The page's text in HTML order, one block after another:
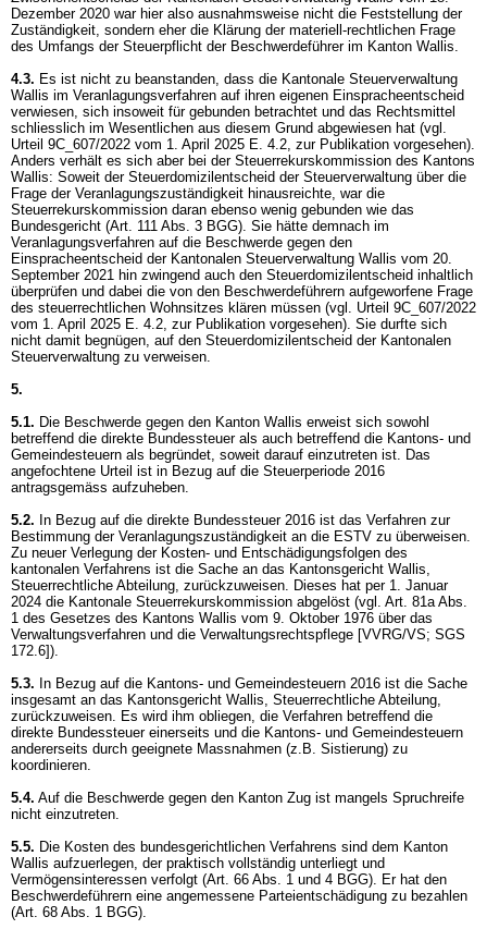
Dezember 2020 war hier also ausnahmsweise nicht die Feststellung der
Zuständigkeit, sondern eher die Klärung der materiell-rechtlichen Frage
des Umfangs der Steuerpflicht der Beschwerdeführer im Kanton Wallis.
4.3. Es ist nicht zu beanstanden, dass die Kantonale Steuerverwaltung
Wallis im Veranlagungsverfahren auf ihren eigenen Einspracheentscheid
verwiesen, sich insoweit für gebunden betrachtet und das Rechtsmittel
schliesslich im Wesentlichen aus diesem Grund abgewiesen hat (vgl.
Urteil 9C_607/2022 vom 1. April 2025 E. 4.2, zur Publikation vorgesehen).
Anders verhält es sich aber bei der Steuerrekurskommission des Kantons
Wallis: Soweit der Steuerdomizilentscheid der Steuerverwaltung über die
Frage der Veranlagungszuständigkeit hinausreichte, war die
Steuerrekurskommission daran ebenso wenig gebunden wie das
Bundesgericht (Art. 111 Abs. 3 BGG). Sie hätte demnach im
Veranlagungsverfahren auf die Beschwerde gegen den
Einspracheentscheid der Kantonalen Steuerverwaltung Wallis vom 20.
September 2021 hin zwingend auch den Steuerdomizilentscheid inhaltlich
überprüfen und dabei die von den Beschwerdeführern aufgeworfene Frage
des steuerrechtlichen Wohnsitzes klären müssen (vgl. Urteil 9C_607/2022
vom 1. April 2025 E. 4.2, zur Publikation vorgesehen). Sie durfte sich
nicht damit begnügen, auf den Steuerdomizilentscheid der Kantonalen
Steuerverwaltung zu verweisen.
5.
5.1. Die Beschwerde gegen den Kanton Wallis erweist sich sowohl
betreffend die direkte Bundessteuer als auch betreffend die Kantons- und
Gemeindesteuern als begründet, soweit darauf einzutreten ist. Das
angefochtene Urteil ist in Bezug auf die Steuerperiode 2016
antragsgemäss aufzuheben.
5.2. In Bezug auf die direkte Bundessteuer 2016 ist das Verfahren zur
Bestimmung der Veranlagungszuständigkeit an die ESTV zu überweisen.
Zu neuer Verlegung der Kosten- und Entschädigungsfolgen des
kantonalen Verfahrens ist die Sache an das Kantonsgericht Wallis,
Steuerrechtliche Abteilung, zurückzuweisen. Dieses hat per 1. Januar
2024 die Kantonale Steuerrekurskommission abgelöst (vgl. Art. 81a Abs.
1 des Gesetzes des Kantons Wallis vom 9. Oktober 1976 über das
Verwaltungsverfahren und die Verwaltungsrechtspflege [VVRG/VS; SGS
172.6]).
5.3. In Bezug auf die Kantons- und Gemeindesteuern 2016 ist die Sache
insgesamt an das Kantonsgericht Wallis, Steuerrechtliche Abteilung,
zurückzuweisen. Es wird ihm obliegen, die Verfahren betreffend die
direkte Bundessteuer einerseits und die Kantons- und Gemeindesteuern
andererseits durch geeignete Massnahmen (z.B. Sistierung) zu
koordinieren.
5.4. Auf die Beschwerde gegen den Kanton Zug ist mangels Spruchreife
nicht einzutreten.
5.5. Die Kosten des bundesgerichtlichen Verfahrens sind dem Kanton
Wallis aufzuerlegen, der praktisch vollständig unterliegt und
Vermögensinteressen verfolgt (Art. 66 Abs. 1 und 4 BGG). Er hat den
Beschwerdeführern eine angemessene Parteientschädigung zu bezahlen
(Art. 68 Abs. 1 BGG).